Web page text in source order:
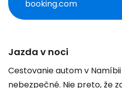
booking.com
Jazda v noci
Cestovanie autom v
nebezpečné. Nie preto, že